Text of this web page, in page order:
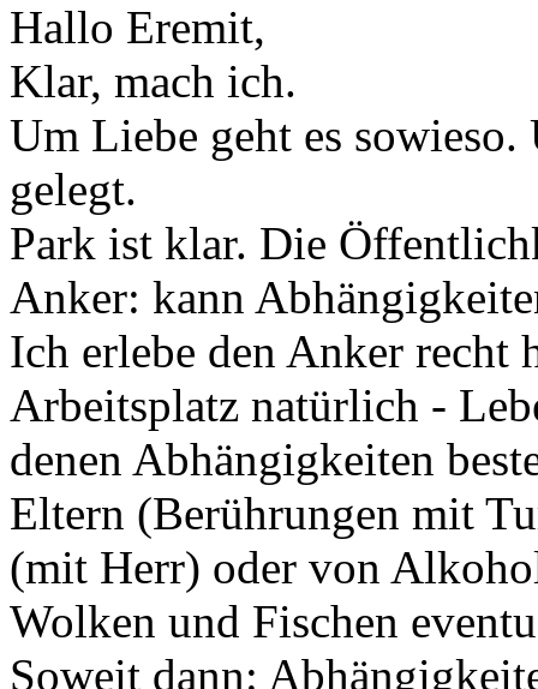
Hallo Eremit,
Klar, mach ich.
Um Liebe geht es
gelegt.
Park ist klar. Die
Anker: kann
Ich erlebe den Anker recht
Arbeitsplatz natürlich -
denen Abhängigkeiten
Eltern (Berührungen mit
(mit Herr) oder von
Wolken und Fischen
Soweit dann: